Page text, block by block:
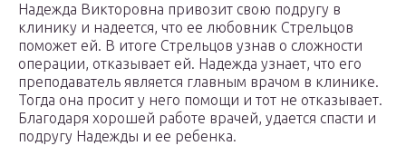
Надежда Викторовна привозит свою подругу в
клинику и надеется, что ее любовник Стрельцов
поможет ей. В итоге Стрельцов узнав о сложности
операции, отказывает ей. Надежда узнает, что его
преподаватель является главным врачом в клинике.
Тогда она просит у него помощи и тот не отказывает.
Благодаря хорошей работе врачей, удается спасти и
подругу Надежды и ее ребенка.